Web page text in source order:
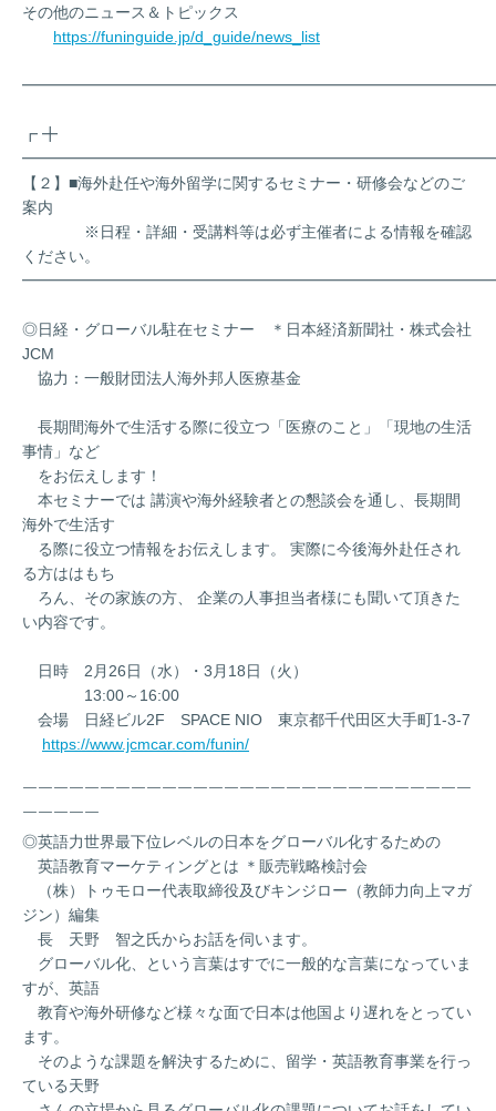
その他のニュース＆トピックス
https://funinguide.jp/d_guide/news_list
┏ ╋
【２】■海外赴任や海外留学に関するセミナー・研修会などのご
案内
※日程・詳細・受講料等は必ず主催者による情報を確認
ください。
◎日経・グローバル駐在セミナー ＊日本経済新聞社・株式会社
JCM
協力：一般財団法人海外邦人医療基金
長期間海外で生活する際に役立つ「医療のこと」「現地の生活
事情」など
をお伝えします！
本セミナーでは 講演や海外経験者との懇談会を通し、長期間
海外で生活す
る際に役立つ情報をお伝えします。 実際に今後海外赴任され
る方ははもち
ろん、その家族の方、 企業の人事担当者様にも聞いて頂きた
い内容です。
日時 2月26日（水）・3月18日（火）
13:00～16:00
会場 日経ビル2F SPACE NIO 東京都千代田区大手町1-3-7
https://www.jcmcar.com/funin/
￣￣￣￣￣￣￣￣￣￣￣￣￣￣￣￣￣￣￣￣￣￣￣￣￣￣￣￣￣
￣￣￣￣￣
◎英語力世界最下位レベルの日本をグローバル化するための
英語教育マーケティングとは ＊販売戦略検討会
（株）トゥモロー代表取締役及びキンジロー（教師力向上マガ
ジン）編集
長 天野 智之氏からお話を伺います。
グローバル化、という言葉はすでに一般的な言葉になっていま
すが、英語
教育や海外研修など様々な面で日本は他国より遅れをとってい
ます。
そのような課題を解決するために、留学・英語教育事業を行っ
ている天野